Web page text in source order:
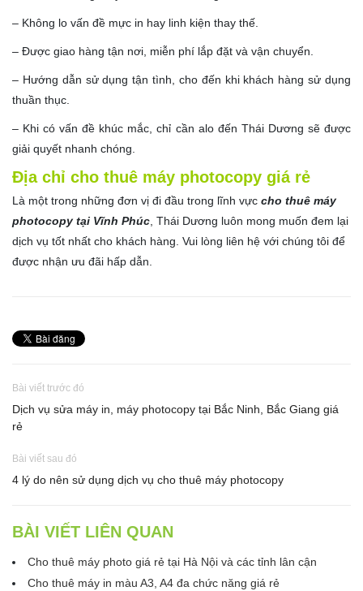
– Không lo vấn đề mực in hay linh kiện thay thế.
– Được giao hàng tận nơi, miễn phí lắp đặt và vận chuyển.
– Hướng dẫn sử dụng tận tình, cho đến khi khách hàng sử dụng
thuần thục.
– Khi có vấn đề khúc mắc, chỉ cần alo đến Thái Dương sẽ được
giải quyết nhanh chóng.
Địa chỉ cho thuê máy photocopy giá rẻ
Là một trong những đơn vị đi đầu trong lĩnh vực cho thuê máy
photocopy tại Vĩnh Phúc, Thái Dương luôn mong muốn đem lại
dịch vụ tốt nhất cho khách hàng. Vui lòng liên hệ với chúng tôi để
được nhận ưu đãi hấp dẫn.
Bài viết trước đó
Dịch vụ sửa máy in, máy photocopy tại Bắc Ninh, Bắc Giang giá
rẻ
Bài viết sau đó
4 lý do nên sử dụng dịch vụ cho thuê máy photocopy
BÀI VIẾT LIÊN QUAN
Cho thuê máy photo giá rẻ tại Hà Nội và các tỉnh lân cận
Cho thuê máy in màu A3, A4 đa chức năng giá rẻ